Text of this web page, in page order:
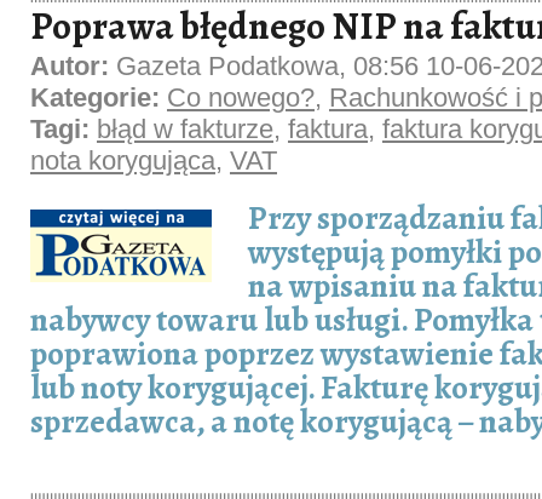
Poprawa błędnego NIP na
Autor: Gazeta Podatkowa, 08:56 10-06-
Kategorie: Co nowego?, Rachunkowość i
Tagi: błąd w fakturze, faktura, faktura
nota korygująca, VAT
Przy sporządzaniu
występują pomyłki
na wpisaniu na
nabywcy towaru lub usługi. Pomyłka
poprawiona poprzez wystawienie
lub noty korygującej. Fakturę
sprzedawca, a notę korygującą –